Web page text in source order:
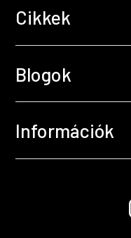
Cikkek
Blogok
Információk